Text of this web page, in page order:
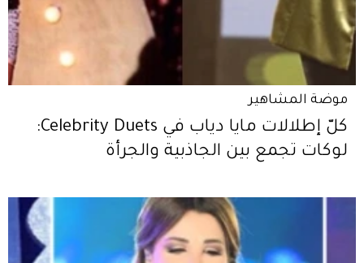
موضة المشاهير
كلّ إطلالات مايا دياب في Celebrity Duets:
لوكات تجمع بين الجاذبية والجرأة